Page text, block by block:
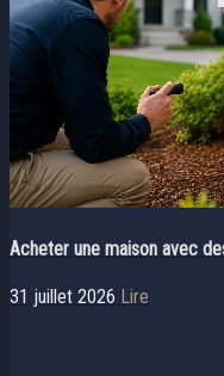
Acheter une maison avec
31 juillet 2026 Lire